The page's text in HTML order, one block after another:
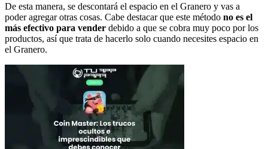
De esta manera, se descontará el espacio en el Granero y vas a
poder agregar otras cosas. Cabe destacar que este método no es el
más efectivo para vender debido a que se cobra muy poco por los
productos, así que trata de hacerlo solo cuando necesites espacio en
el Granero.